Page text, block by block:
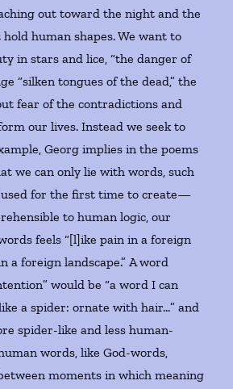
out toward the night and the
human shapes. We want to
in stars and lice, “the danger of
“silken tongues of the dead,” the
fear of the contradictions and
our lives. Instead we seek to
Georg implies in the poems
we can only lie with words, such
used for the first time to create—
to human logic, our
feels “[l]ike pain in a foreign
a foreign landscape.” A word
would be “a word I can
a spider: ornate with hair…” and
spider-like and less human-
words, like God-words,
moments in which meaning